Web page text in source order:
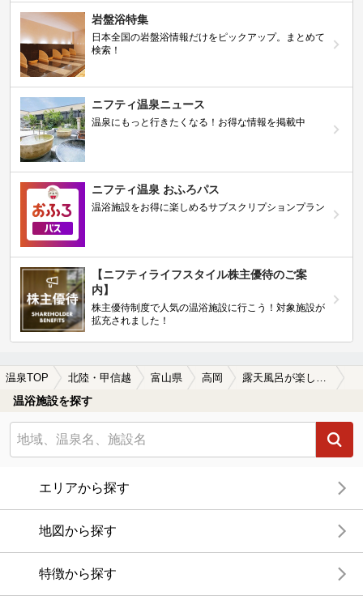
岩盤浴特集
日本全国の岩盤浴情報だけをピックアップ。まとめて
検索！
ニフティ温泉ニュース
温泉にもっと行きたくなる！お得な情報を掲載中
ニフティ温泉 おふろパス
温浴施設をお得に楽しめるサブスクリプションプラン
【ニフティライフスタイル株主優待のご案
内】
株主優待制度で人気の温浴施設に行こう！対象施設が
拡充されました！
温泉TOP 北陸・甲信越 富山県 高岡
温浴施設を探す
エリアから探す
地図から探す
特徴から探す